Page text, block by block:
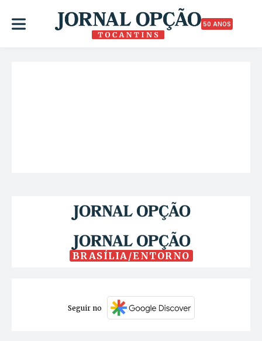
50 ANOS
BRASÍLIA/ENTORNO
Seguir no